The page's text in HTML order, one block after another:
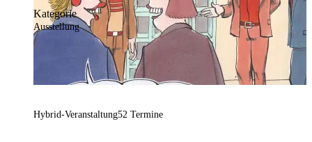
Kategorie
Ausstellung
Hybrid-Veranstaltung52 Termine